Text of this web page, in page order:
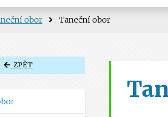
obor Taneční obor
ZPĚT